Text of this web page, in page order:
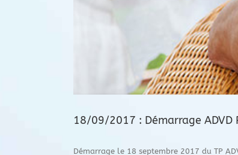
18/09/2017 : Démarrage ADVD
Démarrage le 18 septembre 2017 du TP